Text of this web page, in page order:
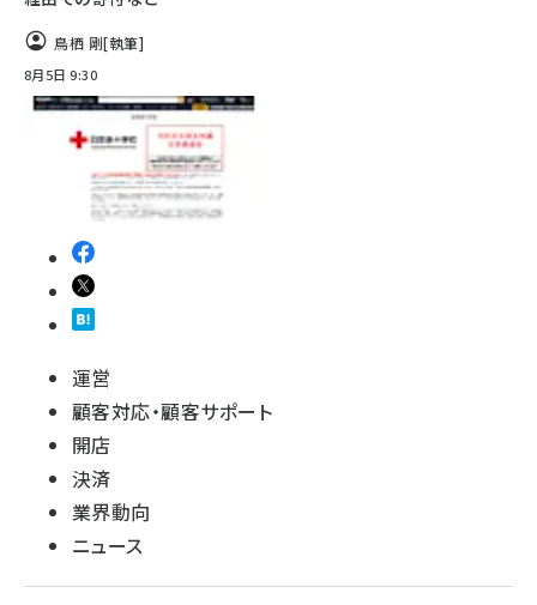
鳥栖 剛[執筆]
8月5日 9:30
運営
顧客対応・顧客サポート
開店
決済
業界動向
ニュース